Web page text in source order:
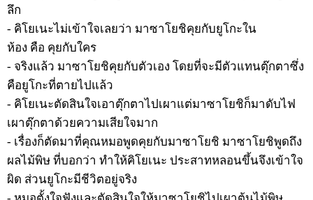
ลึก
- คิโยเนะไม่เข้าใจเลยว่า มาซาโยชิคุยกับยูโกะใน
ห้อง คือ คุยกับใคร
- จริงแล้ว มาซาโยชิคุยกับตัวเอง โดยที่จะมีตัวแทนตุ๊กตาซึ่ง
คือยูโกะที่ตายไปแล้ว
- คิโยเนะตัดสินใจเอาตุ๊กตาไปเผาแต่มาซาโยชิก็มาดับไฟ
เผาตุ๊กตาด้วยความเสียใจมาก
- เรื่องก็ตัดมาที่คุณหมอพูดคุยกับมาซาโยชิ มาซาโยชิพูดถึง
ผลไม้พิษ ที่บอกว่า ทำให้คิโยเนะ ประสาทหลอนขึ้นจึงเข้าใจ
ผิด ส่วนยูโกะมีชีวิตอยู่จริง